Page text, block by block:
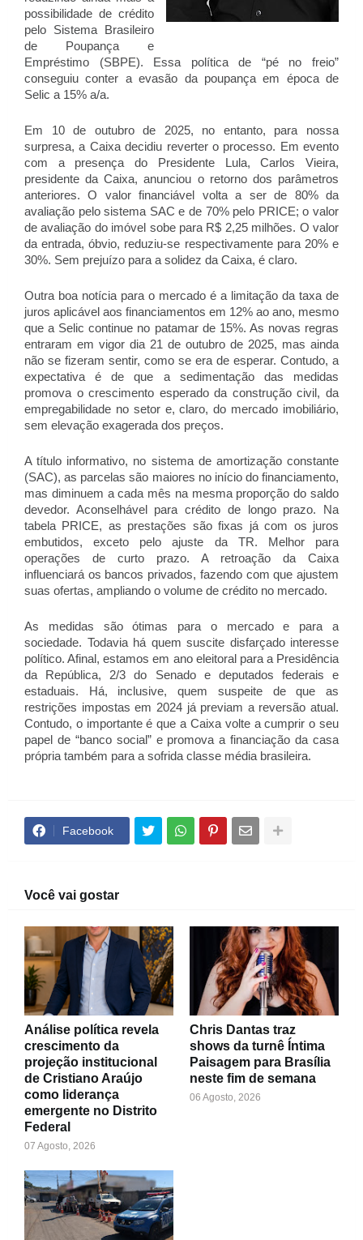
possibilidade de crédito
pelo Sistema Brasileiro
de Poupança e
Empréstimo (SBPE). Essa política de “pé no freio”
conseguiu conter a evasão da poupança em época de
Selic a 15% a/a.
Em 10 de outubro de 2025, no entanto, para nossa
surpresa, a Caixa decidiu reverter o processo. Em evento
com a presença do Presidente Lula, Carlos Vieira,
presidente da Caixa, anunciou o retorno dos parâmetros
anteriores. O valor financiável volta a ser de 80% da
avaliação pelo sistema SAC e de 70% pelo PRICE; o valor
de avaliação do imóvel sobe para R$ 2,25 milhões. O valor
da entrada, óbvio, reduziu-se respectivamente para 20% e
30%. Sem prejuízo para a solidez da Caixa, é claro.
Outra boa notícia para o mercado é a limitação da taxa de
juros aplicável aos financiamentos em 12% ao ano, mesmo
que a Selic continue no patamar de 15%. As novas regras
entraram em vigor dia 21 de outubro de 2025, mas ainda
não se fizeram sentir, como se era de esperar. Contudo, a
expectativa é de que a sedimentação das medidas
promova o crescimento esperado da construção civil, da
empregabilidade no setor e, claro, do mercado imobiliário,
sem elevação exagerada dos preços.
A título informativo, no sistema de amortização constante
(SAC), as parcelas são maiores no início do financiamento,
mas diminuem a cada mês na mesma proporção do saldo
devedor. Aconselhável para crédito de longo prazo. Na
tabela PRICE, as prestações são fixas já com os juros
embutidos, exceto pelo ajuste da TR. Melhor para
operações de curto prazo. A retroação da Caixa
influenciará os bancos privados, fazendo com que ajustem
suas ofertas, ampliando o volume de crédito no mercado.
As medidas são ótimas para o mercado e para a
sociedade. Todavia há quem suscite disfarçado interesse
político. Afinal, estamos em ano eleitoral para a Presidência
da República, 2/3 do Senado e deputados federais e
estaduais. Há, inclusive, quem suspeite de que as
restrições impostas em 2024 já previam a reversão atual.
Contudo, o importante é que a Caixa volte a cumprir o seu
papel de “banco social” e promova a financiação da casa
própria também para a sofrida classe média brasileira.
Facebook
Você vai gostar
Análise política revela
crescimento da
projeção institucional
de Cristiano Araújo
como liderança
emergente no Distrito
Federal
07 Agosto, 2026
Chris Dantas traz
shows da turnê Íntima
Paisagem para Brasília
neste fim de semana
06 Agosto, 2026